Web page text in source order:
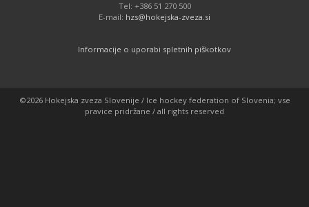
Tel: +386 51 270 500
E-mail: hzs@hokejska-zveza.si
Informacije o uporabi spletnih piškotkov
©2026 Hokejska zveza Slovenije / Ice hockey federation of Slovenia; vse
pravice pridržane / all rights reserved